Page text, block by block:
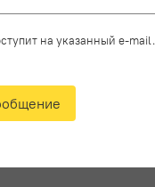
на указанный e-mail.